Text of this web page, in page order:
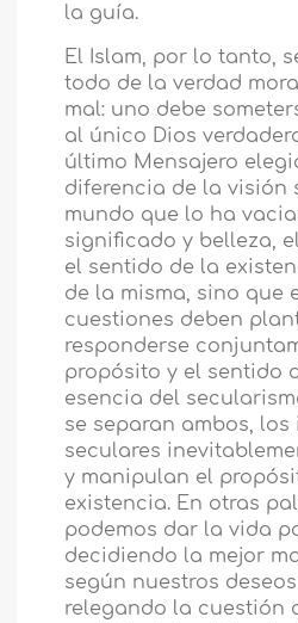
la guía.
El Islam, por lo tanto,
todo de la verdad
mal: uno debe
al único Dios
último Mensajero
diferencia de la visión
mundo que lo ha
significado y belleza,
el sentido de la
de la misma, sino que
cuestiones deben
responderse
propósito y el sentido
esencia del
se separan ambos, los
seculares
y manipulan el
existencia. En otras
podemos dar la vida
decidiendo la mejor
según nuestros
relegando la cuestión